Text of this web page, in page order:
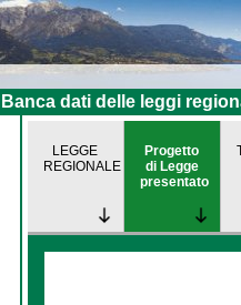
Banca dati delle leggi
LEGGE
REGIONALE
Progetto
di Legge
presentato